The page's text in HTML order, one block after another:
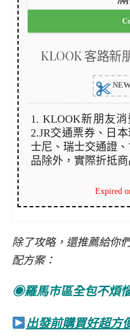
KLOOK 客路新
1. KLOOK新朋友
2.JR交通票券、日
士尼、瑞士交通證
品除外，實際折抵
Expired
除了攻略，還推薦給你
配方案：
◉羅馬市區全包不煩
出發前購買好超方